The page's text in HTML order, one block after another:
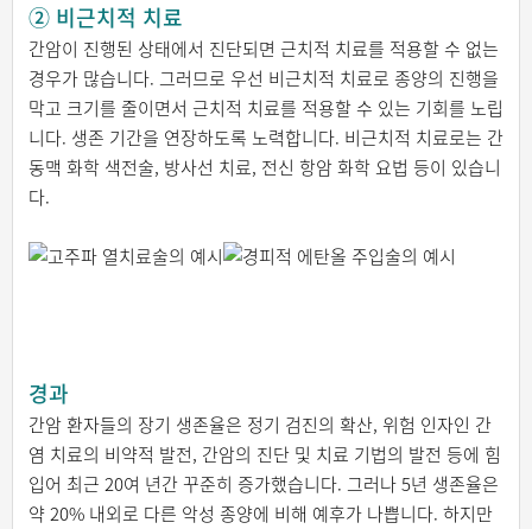
② 비근치적 치료
간암이 진행된 상태에서 진단되면 근치적 치료를 적용할 수 없는
경우가 많습니다. 그러므로 우선 비근치적 치료로 종양의 진행을
막고 크기를 줄이면서 근치적 치료를 적용할 수 있는 기회를 노립
니다. 생존 기간을 연장하도록 노력합니다. 비근치적 치료로는 간
동맥 화학 색전술, 방사선 치료, 전신 항암 화학 요법 등이 있습니
다.
경과
간암 환자들의 장기 생존율은 정기 검진의 확산, 위험 인자인 간
염 치료의 비약적 발전, 간암의 진단 및 치료 기법의 발전 등에 힘
입어 최근 20여 년간 꾸준히 증가했습니다. 그러나 5년 생존율은
약 20% 내외로 다른 악성 종양에 비해 예후가 나쁩니다. 하지만